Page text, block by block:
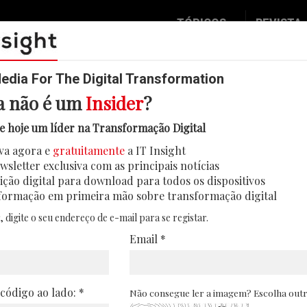
TÓPICOS
Digital
IT Strategy
Operação
Podcast
REVISTA
que a IA generativa é um
sua organização
em caso de ciberataque, a sua
a IA generativa como um risco de
29/09/2023
For The Digital Transformation
não é umInsider?
hoje um líder na Transformação Digital
agora e gratuitamente a IT Insight
exclusiva com as principais notícias
digital para download para todos os dispositivos
em primeira mão sobre transformação digital
o seu endereço de e-mail para se registar.
Email *
ao lado: * Não consegue ler a imagem? Escolha